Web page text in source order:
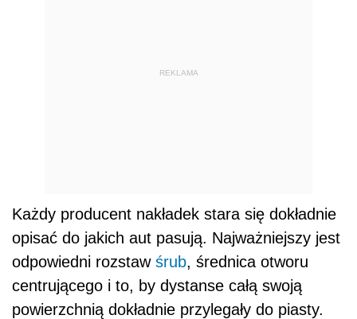
REKLAMA
Każdy producent nakładek stara się dokładnie
opisać do jakich aut pasują. Najważniejszy jest
odpowiedni rozstaw śrub, średnica otworu
centrującego i to, by dystanse całą swoją
powierzchnią dokładnie przylegały do piasty.